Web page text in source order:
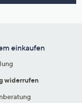
einkaufen
widerrufen